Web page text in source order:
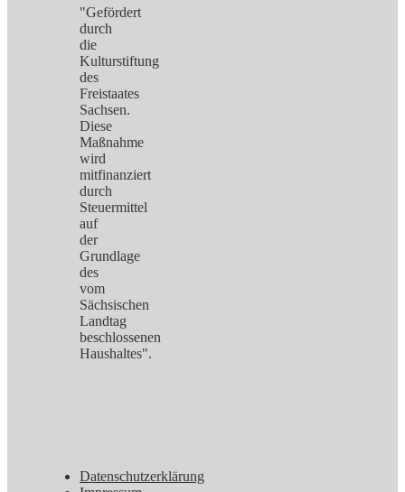
"Gefördert
durch
die
Kulturstiftung
des
Freistaates
Sachsen.
Diese
Maßnahme
wird
mitfinanziert
durch
Steuermittel
auf
der
Grundlage
des
vom
Sächsischen
Landtag
beschlossenen
Haushaltes".
Datenschutzerklärung